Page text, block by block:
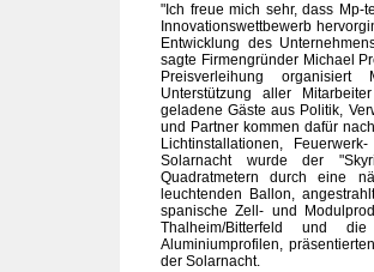
"Ich freue mich sehr, dass Mp-
Innovationswettbewerb
Entwicklung des
sagte Firmengründer Michael
Preisverleihung
Unterstützung aller
geladene Gäste aus Politik,
und Partner kommen dafür
Lichtinstallationen,
Solarnacht wurde der
Quadratmetern durch eine
leuchtenden Ballon,
spanische Zell- und
Thalheim/Bitterfeld und
Aluminiumprofilen,
der Solarnacht.